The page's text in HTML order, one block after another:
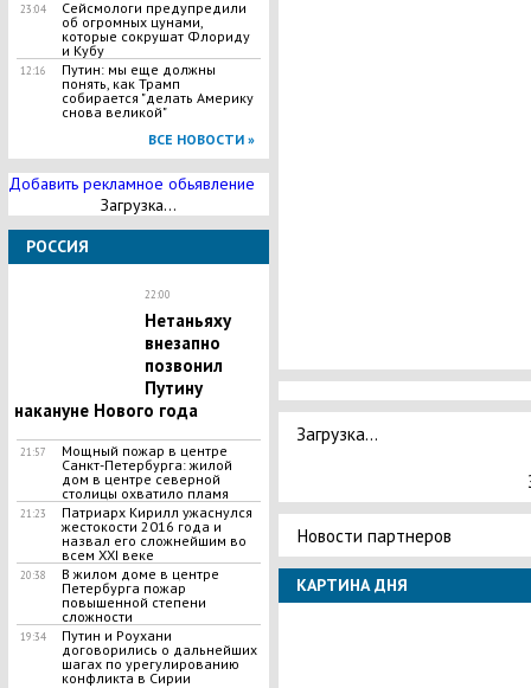
23:04
Сейсмологи предупредили
об огромных цунами,
которые сокрушат Флориду
и Кубу
12:16
Путин: мы еще должны
понять, как Трамп
собирается "делать Америку
снова великой"
ВСЕ НОВОСТИ »
Добавить рекламное обьявление
Загрузка...
РОССИЯ
22:00
Нетаньяху
внезапно
позвонил
Путину
накануне Нового года
21:57
​Мощный пожар в центре
Санкт-Петербурга: жилой
дом в центре северной
столицы охватило пламя
21:23
Патриарх Кирилл ужаснулся
жестокости 2016 года и
назвал его сложнейшим во
всем XXI веке
20:38
В жилом доме в центре
Петербурга пожар
повышенной степени
сложности
19:34
Путин и Роухани
договорились о дальнейших
шагах по урегулированию
конфликта в Сирии
Загрузка...
Новости партнеров
КАРТИНА ДНЯ